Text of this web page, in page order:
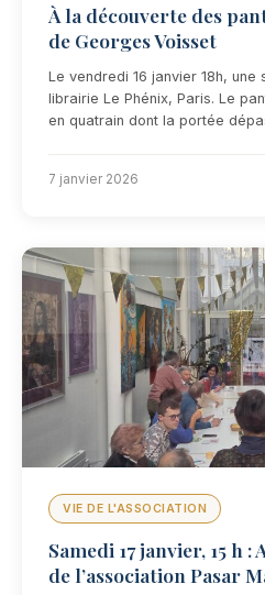
À la découverte des
de Georges Voisset
Le vendredi 16 janvier 18h,
librairie Le Phénix, Paris. Le
en quatrain dont la portée
7 janvier 2026
VIE DE L'ASSOCIATION
Samedi 17 janvier, 15 h
de l’association Pasar